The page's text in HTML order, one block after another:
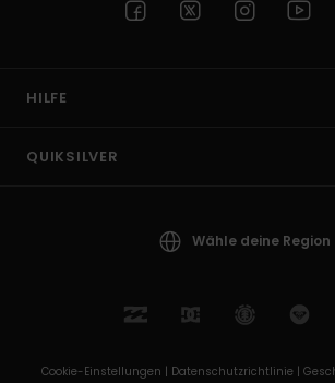
HILFE
QUIKSILVER
Wähle deine Region
Cookie-Einstellungen | Datenschutzrichtlinie |